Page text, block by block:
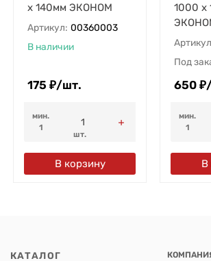
х 140мм ЭКОНОМ
Артикул: 00360003
В наличии
175 ₽/шт.
мин.
1
шт.
В корзину
1000 х
Под
650 ₽
мин.
1
В
КАТАЛОГ